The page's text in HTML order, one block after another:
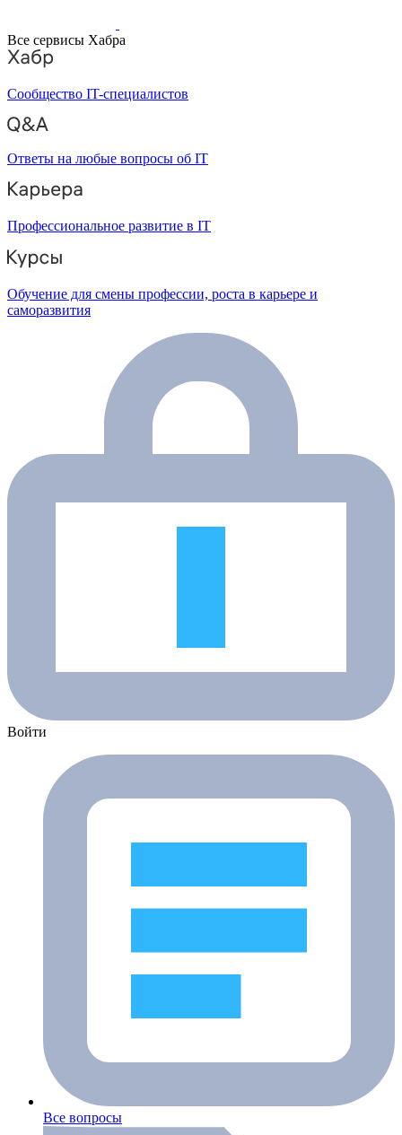
Все сервисы Хабра
Сообщество IT-специалистов
Ответы на любые вопросы об IT
Профессиональное развитие в IT
Обучение для смены профессии, роста в карьере и
саморазвития
Войти
Все вопросы